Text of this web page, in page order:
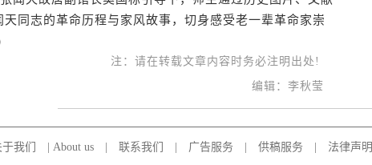
同志的革命历程与家风故事，切身感受老一辈革命家崇
注：请在转载文章内容时务必注明出处!
编辑：李秋莹
我们 About us| 联系我们 广告服务| 供稿服务| 法律声明